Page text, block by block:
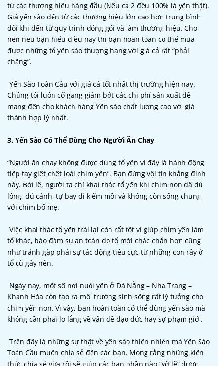
từ các thương hiệu hàng đầu (Nếu cả 2 đều 100% là yến thật).
Giá yến sào đến từ các thương hiệu lớn cao hơn trung bình
đôi khi đến từ quy trình đóng gói và làm thương hiệu. Cho
nên nếu bạn hiểu điều này thì bạn hoàn toàn có thể mua
được những tổ yến sào thượng hạng với giá cả rất “phải
chăng”.
Yến Sào Toàn Cầu với giá cả tốt nhất thị trường hiện nay.
Chúng tôi luôn cố gắng giảm bớt các chi phí sản xuất để
mang đến cho khách hàng Yến sào chất lượng cao với giá
thành hợp lý nhất.
3. Yến Sào Có Thể Dùng Cho Người Ăn Chay
“Người ăn chay không được dùng tổ yến vì đây là hành động
tiếp tay giết chết loài chim yến”. Bạn đừng vội tin khẳng định
này. Bởi lẽ, người ta chỉ khai thác tổ yến khi chim non đã đủ
lông, đủ cánh, tự bay đi kiếm mồi và không còn sống chung
với chim bố mẹ.
Việc khai thác tổ yến trái lại còn rất tốt vì giúp chim yến làm
tổ khác, bảo đảm sự an toàn do tổ mới chắc chắn hơn cũng
như tránh gặp phải sự tác động tiêu cực từ những con rầy ở
tổ cũ gây nên.
Ngày nay, một số nơi nuôi yến ở Đà Nẵng – Nha Trang –
Khánh Hòa còn tạo ra môi trường sinh sống rất lý tưởng cho
chim yến non. Vì vậy, bạn hoàn toàn có thể dùng yến sào mà
không cần phải lo lắng về vấn đề đạo đức hay sợ phạm giới.
Trên đây là những sự thật về yến sào thiên nhiên mà Yến Sào
Toàn Cầu muốn chia sẻ đến các bạn. Mong rằng những kiến
thức chia sẻ vừa rồi sẽ giúp các bạn phần nào “vỡ lẽ” được